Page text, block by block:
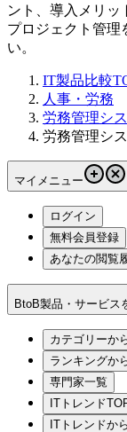
ント、導入メリッ
プロジェクト管理
い。
IT製品比較
人事・労務
労務管理シ
労務管理シ
マイメニュー
ログイン
無料会員登録
あなたの閲覧
BtoB製品・サービス
カテゴリーか
ランキングか
専門家一覧
ITトレンド
ITトレンドか